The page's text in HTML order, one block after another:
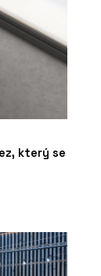
který se